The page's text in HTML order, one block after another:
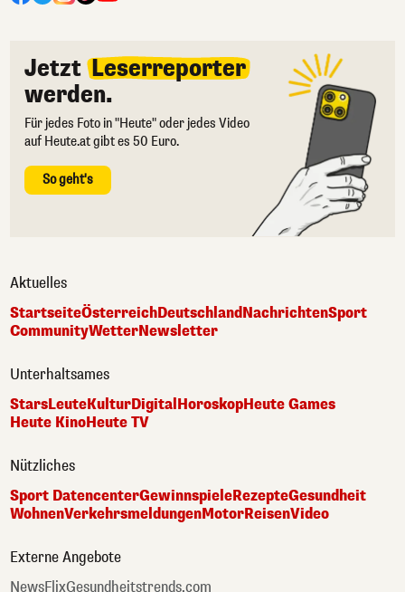
Jetzt Leserreporter
werden.
Für jedes Foto in "Heute" oder jedes Video
auf Heute.at gibt es 50 Euro.
So geht's
Aktuelles
StartseiteÖsterreichDeutschlandNachrichtenSport
CommunityWetterNewsletter
Unterhaltsames
StarsLeuteKulturDigitalHoroskopHeute Games
Heute KinoHeute TV
Nützliches
Sport DatencenterGewinnspieleRezepteGesundheit
WohnenVerkehrsmeldungenMotorReisenVideo
Externe Angebote
NewsFlixGesundheitstrends.com